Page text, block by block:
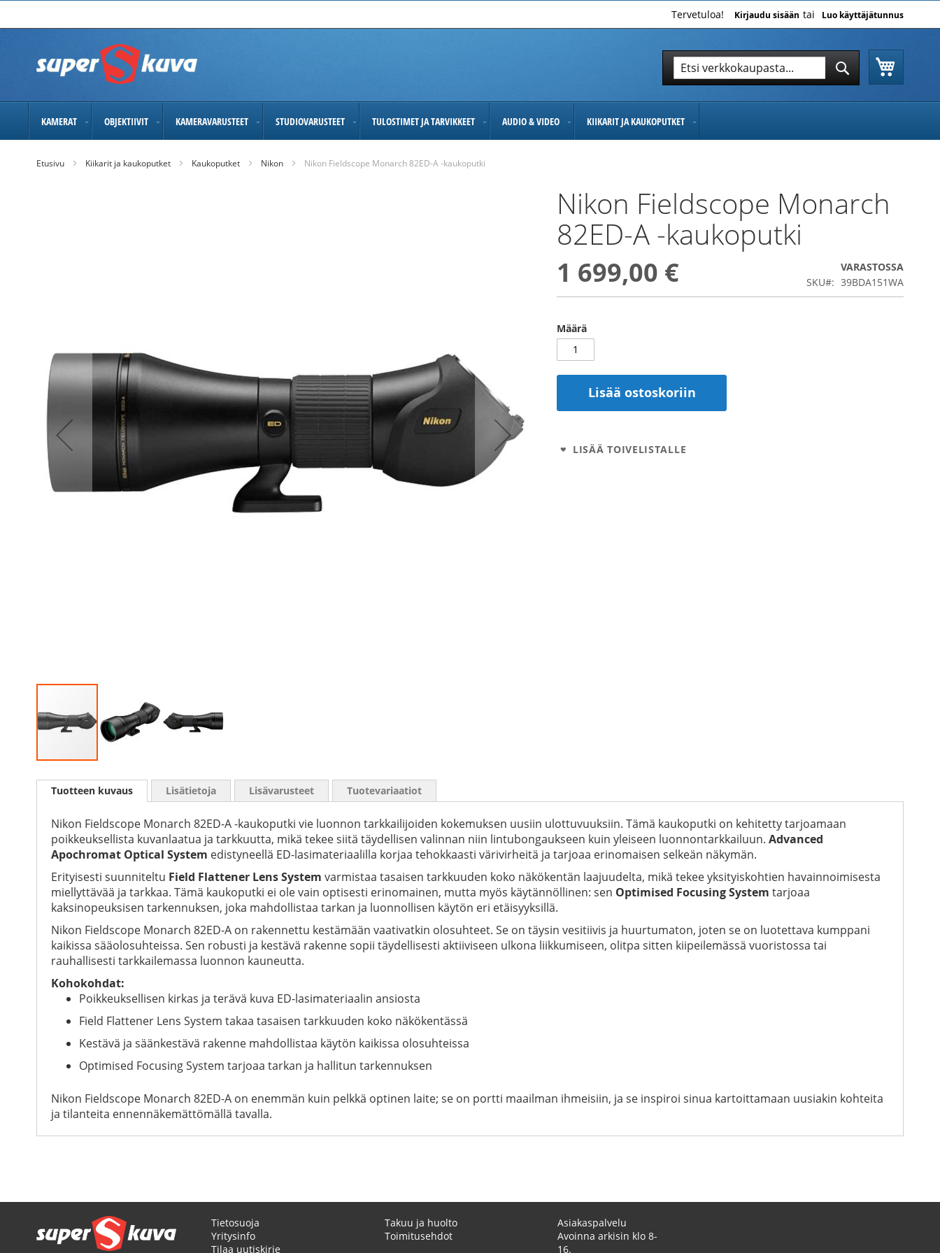
to
Tervetuloa! Kirjaudu sisään Luo käyttäjätunnus
Hae
KAMERAT OBJEKTIIVIT KAMERAVARUSTEET STUDIOVARUSTEET TULOSTIMET JA TARVIKKEET AUDIO & VIDEO KIIKARIT JA KAUKOPUTKET
Etusivu Kiikarit ja kaukoputket Kaukoputket Nikon Nikon Fieldscope Monarch 82ED-A -kaukoputki
Nikon Fieldscope Monarch
82ED-A -kaukoputki
1 699,00 €
VARASTOSSA
SKU
39BDA151WA
Määrä
Lisää ostoskoriin
LISÄÄ TOIVELISTALLE
to
images
gallery
Tuotteen kuvaus
Nikon Fieldscope Monarch 82ED-A -kaukoputki vie luonnon tarkkailijoiden kokemuksen uusiin ulottuvuuksiin. Tämä kaukoputki on kehitetty tarjoamaan
poikkeuksellista kuvanlaatua ja tarkkuutta, mikä tekee siitä täydellisen valinnan niin lintubongaukseen kuin yleiseen luonnontarkkailuun. Advanced
Apochromat Optical System edistyneellä ED-lasimateriaalilla korjaa tehokkaasti värivirheitä ja tarjoaa erinomaisen selkeän näkymän.
Erityisesti suunniteltu Field Flattener Lens System varmistaa tasaisen tarkkuuden koko näkökentän laajuudelta, mikä tekee yksityiskohtien havainnoimisesta
miellyttävää ja tarkkaa. Tämä kaukoputki ei ole vain optisesti erinomainen, mutta myös käytännöllinen: sen Optimised Focusing System tarjoaa
kaksinopeuksisen tarkennuksen, joka mahdollistaa tarkan ja luonnollisen käytön eri etäisyyksillä.
Nikon Fieldscope Monarch 82ED-A on rakennettu kestämään vaativatkin olosuhteet. Se on täysin vesitiivis ja huurtumaton, joten se on luotettava kumppani
kaikissa sääolosuhteissa. Sen robusti ja kestävä rakenne sopii täydellisesti aktiiviseen ulkona liikkumiseen, olitpa sitten kiipeilemässä vuoristossa tai
rauhallisesti tarkkailemassa luonnon kauneutta.
Kohokohdat:
Poikkeuksellisen kirkas ja terävä kuva ED-lasimateriaalin ansiosta
Field Flattener Lens System takaa tasaisen tarkkuuden koko näkökentässä
Kestävä ja säänkestävä rakenne mahdollistaa käytön kaikissa olosuhteissa
Optimised Focusing System tarjoaa tarkan ja hallitun tarkennuksen
Nikon Fieldscope Monarch 82ED-A on enemmän kuin pelkkä optinen laite; se on portti maailman ihmeisiin, ja se inspiroi sinua kartoittamaan uusiakin kohteita
ja tilanteita ennennäkemättömällä tavalla.
Lisätietoja Lisävarusteet Tuotevariaatiot
Tietosuoja
Yritysinfo
Tilaa uutiskirje
Takuu ja huolto
Toimitusehdot
Asiakaspalvelu
Avoinna arkisin klo 8-
16.